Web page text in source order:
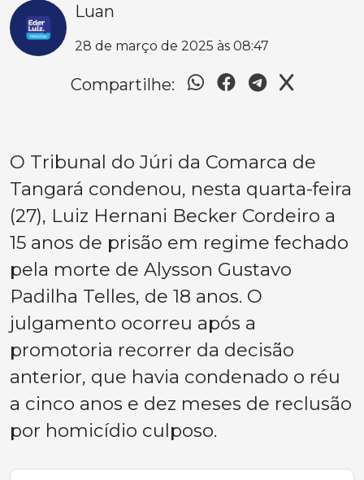
Luan
28 de março de 2025 às 08:47
Compartilhe:
O Tribunal do Júri da Comarca de
Tangará condenou, nesta quarta-feira
(27), Luiz Hernani Becker Cordeiro a
15 anos de prisão em regime fechado
pela morte de Alysson Gustavo
Padilha Telles, de 18 anos. O
julgamento ocorreu após a
promotoria recorrer da decisão
anterior, que havia condenado o réu
a cinco anos e dez meses de reclusão
por homicídio culposo.